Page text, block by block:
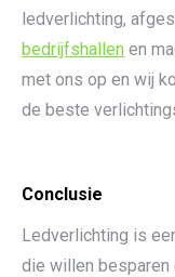
ledverlichting,
bedrijfshallen en
met ons op en wij
de beste
Conclusie
Ledverlichting is
die willen